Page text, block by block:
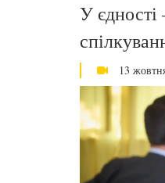
У єдності
13